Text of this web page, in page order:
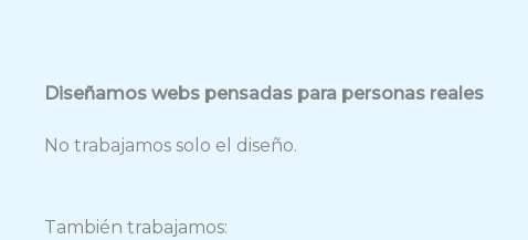
Diseñamos webs pensadas para personas reales
No trabajamos solo el diseño.
También trabajamos: